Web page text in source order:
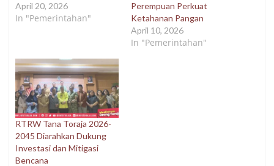
April 20, 2026
In "Pemerintahan"
Perempuan Perkuat
Ketahanan Pangan
April 10, 2026
In "Pemerintahan"
RTRW Tana Toraja 2026-
2045 Diarahkan Dukung
Investasi dan Mitigasi
Bencana